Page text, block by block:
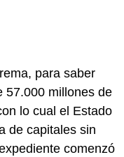
para saber
57.000 millones de
lo cual el Estado
de capitales sin
comenzó